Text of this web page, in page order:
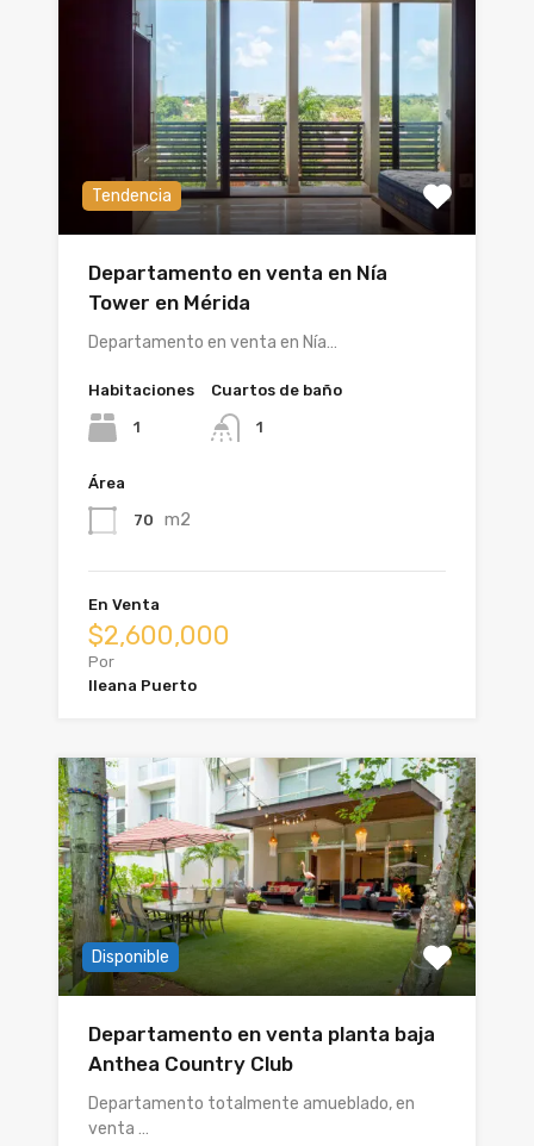
Tendencia
Departamento en venta en Nía
Tower en Mérida
Departamento en venta en Nía…
Habitaciones
1
Cuartos de baño
1
Área
70 m2
En Venta
$2,600,000
Por
Ileana Puerto
Disponible
Departamento en venta planta baja
Anthea Country Club
Departamento totalmente amueblado, en
venta …